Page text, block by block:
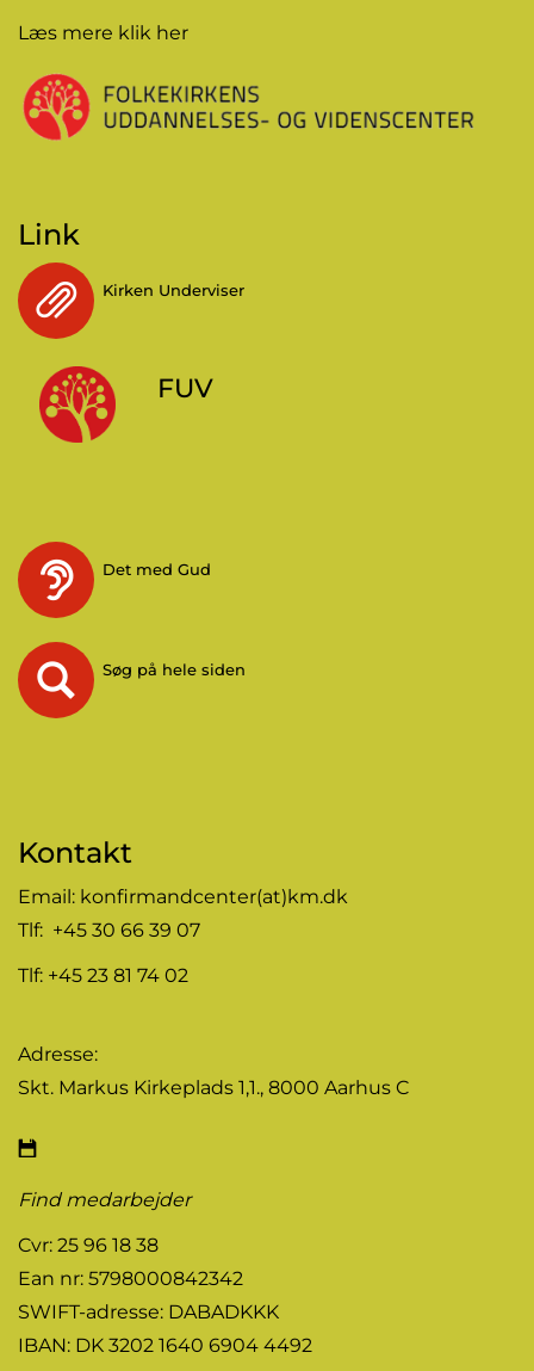
Læs mere klik her
Link
Kirken Underviser
FUV
Det med Gud
Søg på hele siden
Kontakt
Email: konfirmandcenter(at)km.dk
Tlf: +45 30 66 39 07
Tlf: +45 23 81 74 02
Adresse:
Skt. Markus Kirkeplads 1,1., 8000 Aarhus C
Find medarbejder
Cvr: 25 96 18 38
Ean nr: 5798000842342
SWIFT-adresse: DABADKKK
IBAN: DK 3202 1640 6904 4492